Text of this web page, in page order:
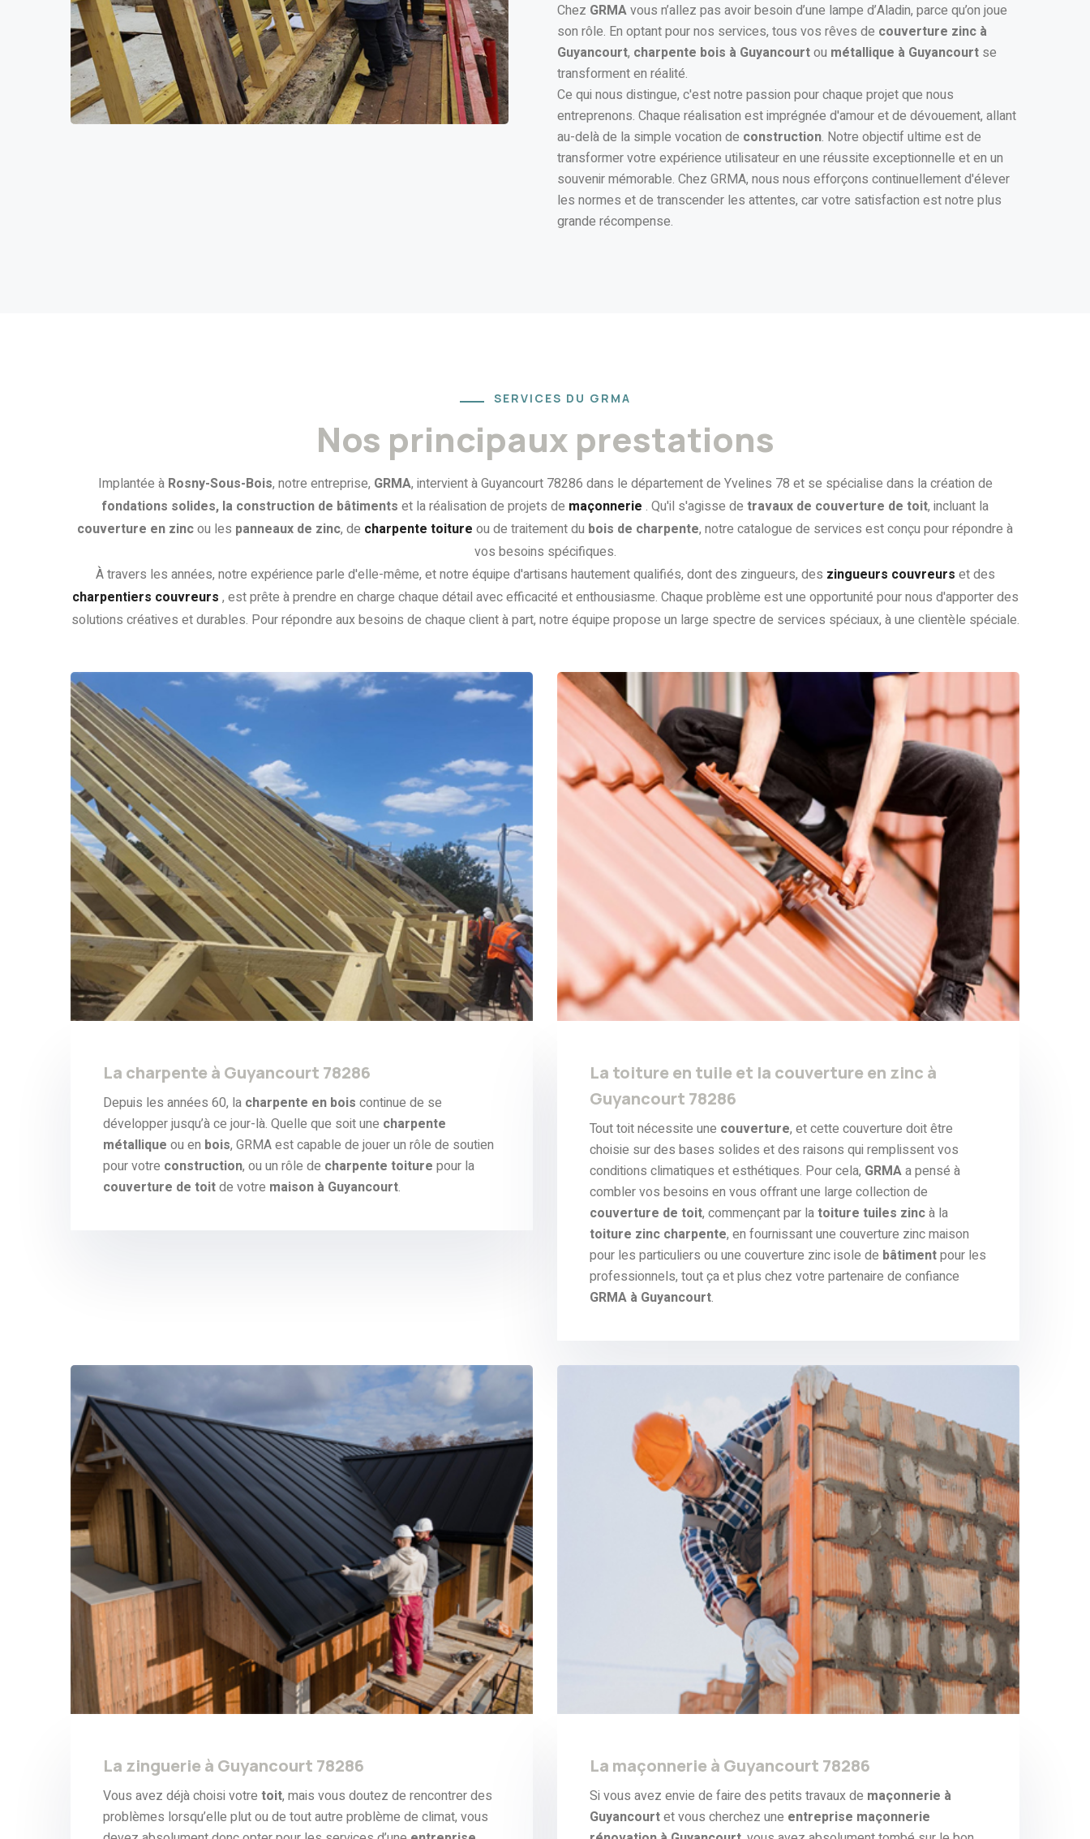
Chez GRMAvous n’allez pas avoir besoin d’une lampe d’Aladin, parce qu’on joue
son rôle. En optant pour nos services, tous vos rêves de couverture zinc à
Guyancourt, charpente bois à Guyancourtou métallique à Guyancourt se
transforment en réalité.
Ce qui nous distingue, c'est notre passion pour chaque projet que nous
entreprenons. Chaque réalisation est imprégnée d'amour et de dévouement, allant
au-delà de la simple vocation de construction. Notre objectif ultime est de
transformer votre expérience utilisateur en une réussite exceptionnelle et en un
souvenir mémorable. Chez GRMA, nous nous efforçons continuellement d'élever
les normes et de transcender les attentes, car votre satisfaction est notre plus
grande récompense.
SERVICES DU GRMA
Nos principaux prestations
Implantée à Rosny-Sous-Bois, notre entreprise, GRMA, intervient à Guyancourt 78286 dans le département de Yvelines 78 et se spécialise dans la création de
fondations solides, la construction de bâtiments et la réalisation de projets de maçonnerie . Qu'il s'agisse de travaux de couverture de toit, incluant la
couverture en zincou les panneaux de zinc, de charpente toiture ou de traitement du bois de charpente, notre catalogue de services est conçu pour répondre à
vos besoins spécifiques.
À travers les années, notre expérience parle d'elle-même, et notre équipe d'artisans hautement qualifiés, dont des zingueurs, des zingueurs couvreurs et des
charpentiers couvreurs , est prête à prendre en charge chaque détail avec efficacité et enthousiasme. Chaque problème est une opportunité pour nous d'apporter des
solutions créatives et durables. Pour répondre aux besoins de chaque client à part, notre équipe propose un large spectre de services spéciaux, à une clientèle spéciale.
La charpente à Guyancourt 78286
Depuis les années 60, la charpente en bois continue de se
développer jusqu’à ce jour-là. Quelle que soit une charpente
métallique ou en bois, GRMA est capable de jouer un rôle de soutien
pour votre construction, ou un rôle de charpente toiture pour la
couverture de toitde votre maison à Guyancourt.
La toiture en tuile et la couverture en zinc à
Guyancourt 78286
Tout toit nécessite une couverture, et cette couverture doit être
choisie sur des bases solides et des raisons qui remplissent vos
conditions climatiques et esthétiques. Pour cela, GRMAa pensé à
combler vos besoins en vous offrant une large collection de
couverture de toit, commençant par latoiture tuiles zincà la
toiture zinc charpente, en fournissant une couverture zinc maison
pour les particuliers ou une couverture zinc isole de bâtimentpour les
professionnels, tout ça et plus chez votre partenaire de confiance
GRMA à Guyancourt.
La zinguerie à Guyancourt 78286
Vous avez déjà choisi votre toit, mais vous doutez de rencontrer des
problèmes lorsqu’elle plut ou de tout autre problème de climat, vous
La maçonnerie à Guyancourt 78286
Si vous avez envie de faire des petits travaux de maçonnerie à
Guyancourtet vous cherchez une entreprise maçonnerie